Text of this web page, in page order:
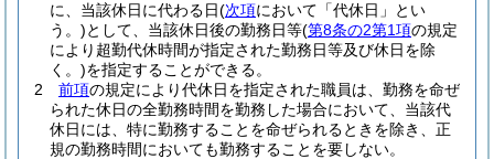
に、当該休日に代わる日(次項において「代休日」とい
う。)として、当該休日後の勤務日等(第8条の2第1項の規定
により超勤代休時間が指定された勤務日等及び休日を除
く。)を指定することができる。
2
前項の規定により代休日を指定された職員は、勤務を命ぜ
られた休日の全勤務時間を勤務した場合において、当該代
休日には、特に勤務することを命ぜられるときを除き、正
規の勤務時間においても勤務することを要しない。